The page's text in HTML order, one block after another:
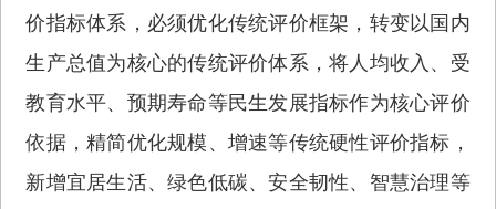
价指标体系，必须优化传统评价框架，转变以国内
生产总值为核心的传统评价体系，将人均收入、受
教育水平、预期寿命等民生发展指标作为核心评价
依据，精简优化规模、增速等传统硬性评价指标，
新增宜居生活、绿色低碳、安全韧性、智慧治理等